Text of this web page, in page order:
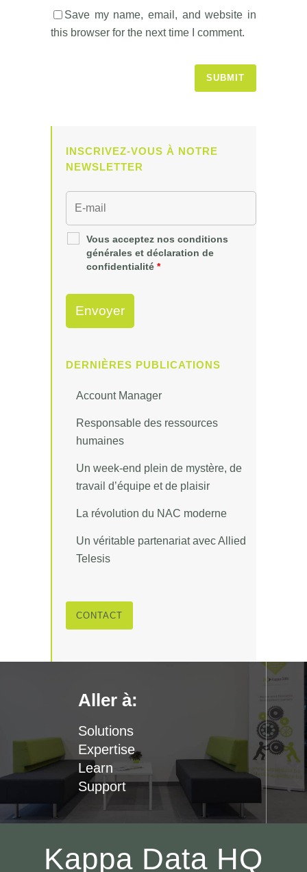
Save my name, email, and website in
this browser for the next time I comment.
INSCRIVEZ-VOUS À NOTRE
NEWSLETTER
Vous acceptez nos conditions
générales et déclaration de
confidentialité *
DERNIÈRES PUBLICATIONS
Account Manager
Responsable des ressources
humaines
Un week-end plein de mystère, de
travail d’équipe et de plaisir
La révolution du NAC moderne
Un véritable partenariat avec Allied
Telesis
CONTACT
Aller à:
Solutions
Expertise
Learn
Support
Kappa Data HQ